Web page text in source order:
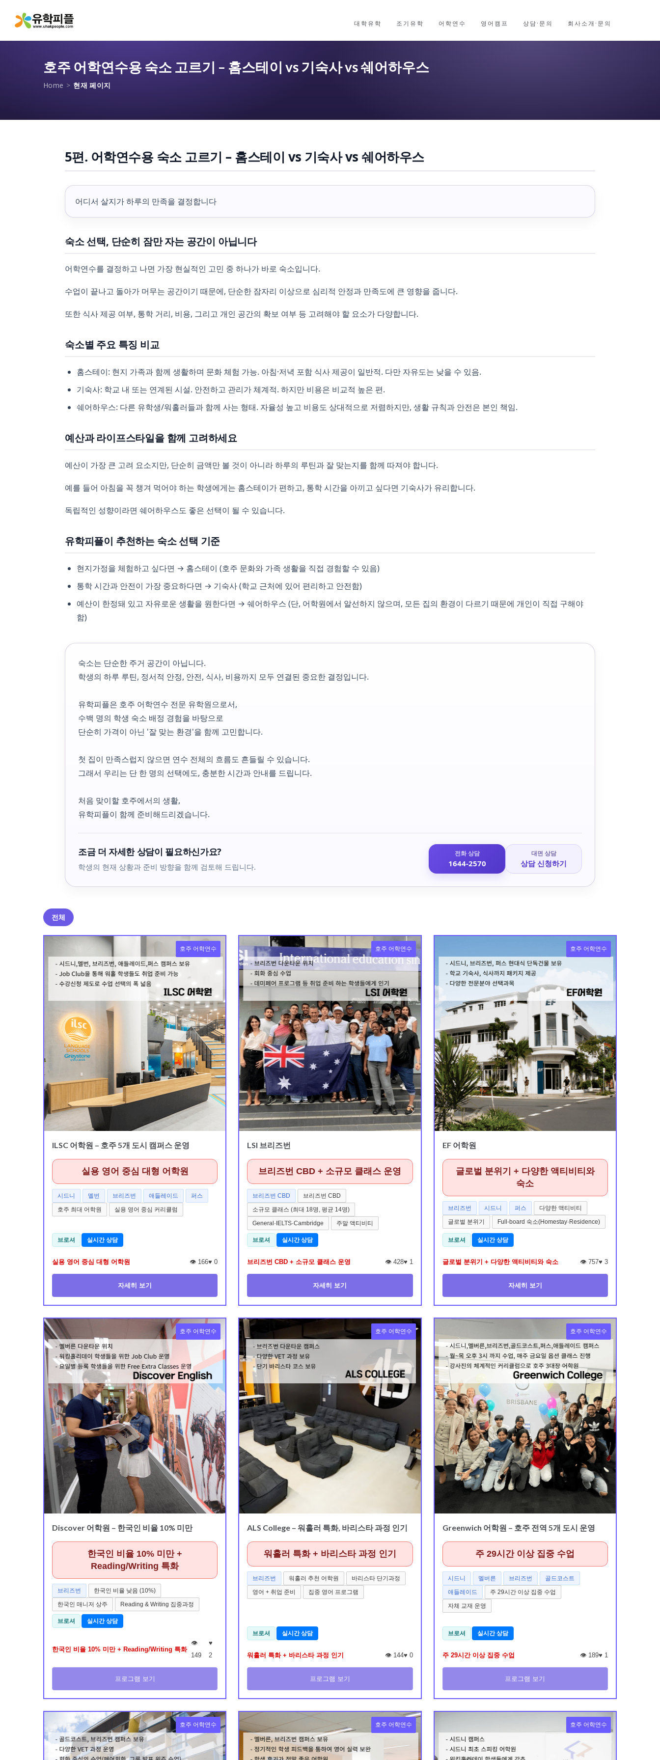
대학유학 조기유학 어학연수 영어캠프 상담·문의 회사소개·문의
호주 어학연수용 숙소 고르기 – 홈스테이 vs 기숙사 vs 쉐어하우스
Home > 현재 페이지
5편. 어학연수용 숙소 고르기 – 홈스테이 vs 기숙사 vs 쉐어하우스
어디서 살지가 하루의 만족을 결정합니다
숙소 선택, 단순히 잠만 자는 공간이 아닙니다
어학연수를 결정하고 나면 가장 현실적인 고민 중 하나가 바로 숙소입니다.
수업이 끝나고 돌아가 머무는 공간이기 때문에, 단순한 잠자리 이상으로 심리적 안정과 만족도에 큰 영향을 줍니다.
또한 식사 제공 여부, 통학 거리, 비용, 그리고 개인 공간의 확보 여부 등 고려해야 할 요소가 다양합니다.
숙소별 주요 특징 비교
홈스테이: 현지 가족과 함께 생활하며 문화 체험 가능. 아침·저녁 포함 식사 제공이 일반적. 다만 자유도는 낮을 수 있음.
기숙사: 학교 내 또는 연계된 시설. 안전하고 관리가 체계적. 하지만 비용은 비교적 높은 편.
쉐어하우스: 다른 유학생/워홀러들과 함께 사는 형태. 자율성 높고 비용도 상대적으로 저렴하지만, 생활 규칙과 안전은 본인 책임.
예산과 라이프스타일을 함께 고려하세요
예산이 가장 큰 고려 요소지만, 단순히 금액만 볼 것이 아니라 하루의 루틴과 잘 맞는지를 함께 따져야 합니다.
예를 들어 아침을 꼭 챙겨 먹어야 하는 학생에게는 홈스테이가 편하고, 통학 시간을 아끼고 싶다면 기숙사가 유리합니다.
독립적인 성향이라면 쉐어하우스도 좋은 선택이 될 수 있습니다.
유학피플이 추천하는 숙소 선택 기준
현지가정을 체험하고 싶다면 → 홈스테이 (호주 문화와 가족 생활을 직접 경험할 수 있음)
통학 시간과 안전이 가장 중요하다면 → 기숙사 (학교 근처에 있어 편리하고 안전함)
예산이 한정돼 있고 자유로운 생활을 원한다면 → 쉐어하우스 (단, 어학원에서 알선하지 않으며, 모든 집의 환경이 다르기 때문에 개인이 직접 구해야
함)
숙소는 단순한 주거 공간이 아닙니다.
학생의 하루 루틴, 정서적 안정, 안전, 식사, 비용까지 모두 연결된 중요한 결정입니다.
유학피플은 호주 어학연수 전문 유학원으로서,
수백 명의 학생 숙소 배정 경험을 바탕으로
단순히 가격이 아닌 '잘 맞는 환경'을 함께 고민합니다.
첫 집이 만족스럽지 않으면 연수 전체의 흐름도 흔들릴 수 있습니다.
그래서 우리는 단 한 명의 선택에도, 충분한 시간과 안내를 드립니다.
처음 맞이할 호주에서의 생활,
유학피플이 함께 준비해드리겠습니다.
조금 더 자세한 상담이 필요하신가요?
학생의 현재 상황과 준비 방향을 함께 검토해 드립니다.
전화 상담
1644-2570
대면 상담
상담 신청하기
전체
호주 어학연수
ILSC 어학원 – 호주 5개 도시 캠퍼스 운영
실용 영어 중심 대형 어학원
시드니 멜번 브리즈번 애들레이드
퍼스
호주 최대 어학원
실용 영어 중심 커리큘럼
브로셔 실시간 상담
실용 영어 중심 대형 어학원 👁️ 166♥0
자세히 보기
호주 어학연수
LSI 브리즈번
브리즈번 CBD + 소규모 클래스 운영
브리즈번 CBD
브리즈번 CBD
소규모 클래스 (최대 18명, 평균 14명)
General·IELTS·Cambridge
주말 액티비티
브로셔 실시간 상담
브리즈번 CBD + 소규모 클래스 운영 👁️ 428♥ 1
자세히 보기
호주 어학연수
EF 어학원
글로벌 분위기 + 다양한 액티비티와
숙소
브리즈번 시드니 퍼스
다양한 액티비티
글로벌 분위기
Full-board 숙소(Homestay·Residence)
브로셔 실시간 상담
글로벌 분위기 + 다양한 액티비티와 숙소 👁️ 757♥ 3
자세히 보기
호주 어학연수
Discover 어학원 – 한국인 비율 10% 미만
한국인 비율 10% 미만 +
Reading/Writing 특화
브리즈번
한국인 비율 낮음 (10%)
한국인 매니저 상주
Reading & Writing 집중과정
브로셔 실시간 상담
한국인 비율 10% 미만 + Reading/Writing 특화
👁️
149
♥
2
프로그램 보기
호주 어학연수
ALS College – 워홀러 특화, 바리스타 과정 인기
워홀러 특화 + 바리스타 과정 인기
브리즈번 워홀러 추천 어학원
바리스타 단기과정
영어 + 취업 준비
집중 영어 프로그램
브로셔 실시간 상담
워홀러 특화 + 바리스타 과정 인기 👁️ 144♥ 0
프로그램 보기
호주 어학연수
Greenwich 어학원 – 호주 전역 5개 도시 운영
주 29시간 이상 집중 수업
시드니 멜버른 브리즈번
골드코스트
애들레이드
주 29시간 이상 집중 수업
자체 교재 운영
브로셔 실시간 상담
주 29시간 이상 집중 수업 👁️ 189♥ 1
프로그램 보기
호주 어학연수 호주 어학연수 호주 어학연수